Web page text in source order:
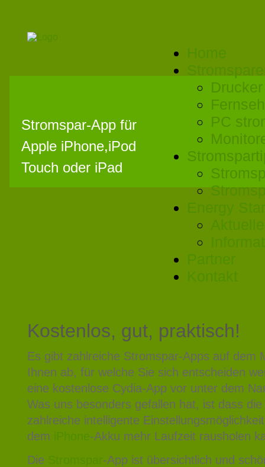
PC
Energy Star
Partner
Kontakt
Stromspar-App für
Apple iPhone,iPod
Touch oder iPad
Kostenlos, gut, praktisch!
Es gibt zahlreiche Stromspar-Apps auf dem
Ihnen ab, für welche Sie sich entscheiden
eine kostenlose Cydia-App vor unter dem
Was uns besonders gefallen hat, ist dass
zahlreiche intelligente
dem
iPhone-Akku mehr Laufzeit rausholen
Die Stromspar -App ist übersichtlich und